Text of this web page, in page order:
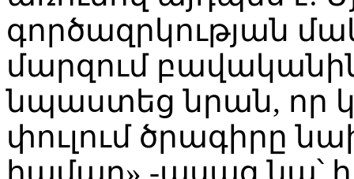
գործազրկության
մարզում
նպաստեց նրան, որ
փուլում ծրագիրը
համար»,-ասաց նա՝